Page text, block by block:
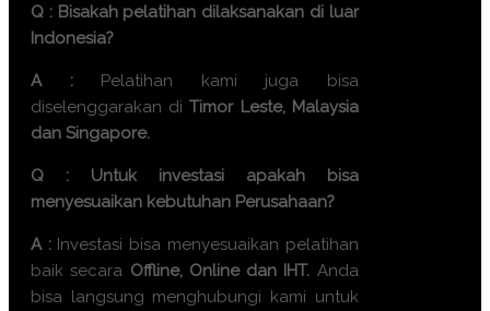
Q : Bisakah pelatihan dilaksanakan di luar
Indonesia?
A : Pelatihan kami juga bisa
diselenggarakan diTimor Leste, Malaysia
dan Singapore.
Q : Untuk investasi apakah bisa
menyesuaikan kebutuhan Perusahaan?
A : Investasi bisa menyesuaikan pelatihan
baik secara Offline, Online dan IHT. Anda
bisa langsung menghubungi kami untuk